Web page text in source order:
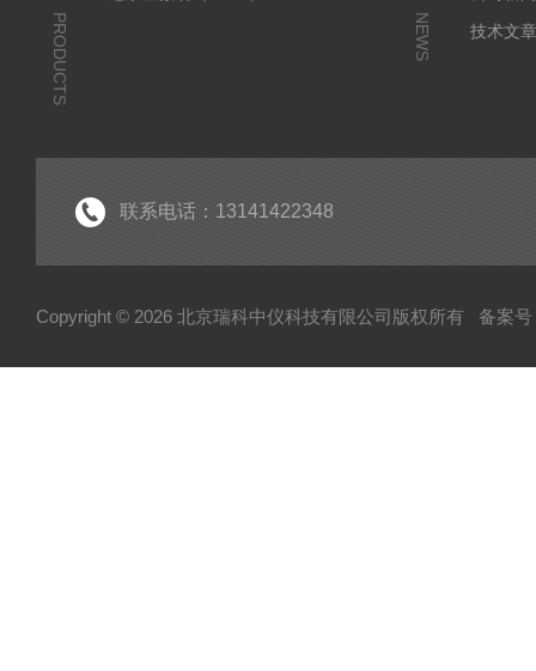
PRODUCTS NEWS
技术文
联系电话：13141422348
Copyright © 2026 北京瑞科中仪科技有限公司版权所有 备案号